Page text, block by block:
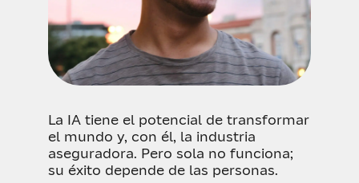
La IA tiene el potencial de transformar
el mundo y, con él, la industria
aseguradora. Pero sola no funciona;
su éxito depende de las personas.